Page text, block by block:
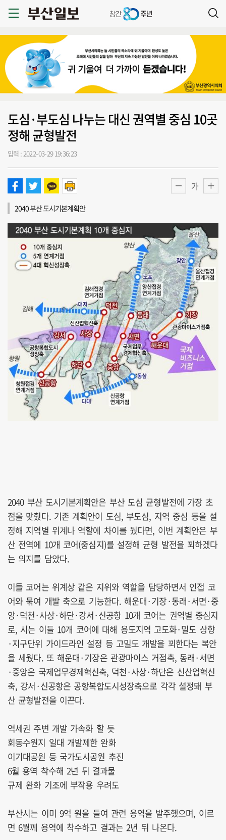
도심·부도심 나누는 대신 권역별 중심 10곳
정해 균형발전
입력 : 2022-03-29 19:36:23
가
2040 부산 도시기본계획안
2040 부산 도시기본계획안은 부산 도심 균형발전에 가장 초
점을 맞췄다. 기존 계획안이 도심, 부도심, 지역 중심 등을 설
정해 지역별 위계나 역할에 차이를 뒀다면, 이번 계획안은 부
산 전역에 10개 코어(중심지)를 설정해 균형 발전을 꾀하겠다
는 의지를 담았다.
이들 코어는 위계상 같은 지위와 역할을 담당하면서 인접 코
어와 묶여 개발 축으로 기능한다. 해운대·기장·동래·서면·중
앙·덕천·사상·하단·강서·신공항 10개 코어는 권역별 중심지
로, 시는 이들 10개 코어에 대해 용도지역 고도화·밀도 상향
·지구단위 가이드라인 설정 등 고밀도 개발을 꾀한다는 복안
을 세웠다. 또 해운대·기장은 관광마이스 거점축, 동래·서면
·중앙은 국제업무경제혁신축, 덕천·사상·하단은 신산업혁신
축, 강서·신공항은 공항복합도시성장축으로 각각 설정돼 부
산 균형발전을 이끈다.
역세권 주변 개발 가속화 할 듯
회동수원지 일대 개발제한 완화
이기대공원 등 국가도시공원 추진
6월 용역 착수해 2년 뒤 결과물
규제 완화 기조에 부작용 우려도
부산시는 이미 9억 원을 들여 관련 용역을 발주했으며, 이르
면 6월께 용역에 착수하고 결과는 2년 뒤 나온다.